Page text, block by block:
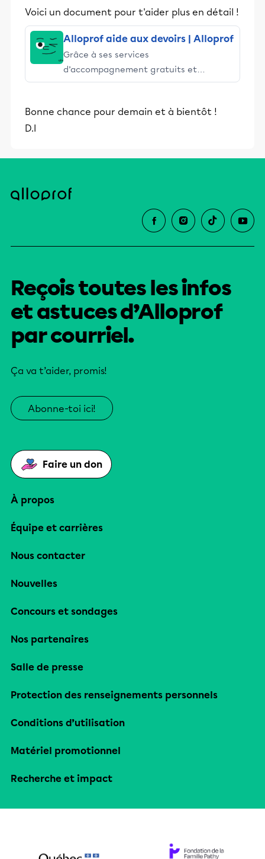
Voici un document pour t'aider plus en détail !
Alloprof aide aux devoirs | Alloprof
Grâce à ses services
d’accompagnement gratuits et
stimulants, Alloprof engage les élèves
éducative.
Bonne chance pour demain et à bientôt !
D.I
Reçois toutes les infos
et astuces d’Alloprof
par courriel.
Ça va t’aider, promis!
Abonne-toi ici!
Faire un don
À propos
Équipe et carrières
Nous contacter
Nouvelles
Concours et sondages
Nos partenaires
Salle de presse
Protection des renseignements personnels
Conditions d’utilisation
Matériel promotionnel
Recherche et impact